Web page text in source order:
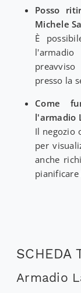
Posso
Michele
È
presso la
Come
l'armadio
Il negozio
per
anche
SCHEDA
Armadio